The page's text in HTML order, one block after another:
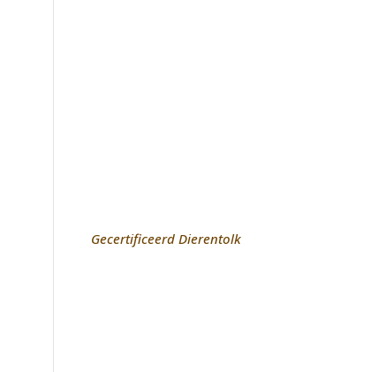
Gecertificeerd Dierentolk